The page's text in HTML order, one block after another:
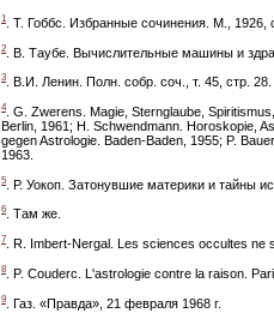
1 . Т. Гоббс. Избранные сочинения. М., 1926,
2 . В. Таубе. Вычислительные машины и
3 . В.И. Ленин. Полн. собр. соч., т. 45, стр. 28.
4. G. Zwerens. Magie, Sternglaube,
Berlin, 1961; H. Schwendmann. Horoskopie,
gegen Astrologie. Baden-Baden, 1955; P.
1963.
5 . Р. Уокоп. Затонувшие материки и тайны
6 . Там же.
7 . R. Imbert-Nergal. Les sciences occultes
8 . P. Couderc. L'astrologie contre la raison.
9 . Газ. «Правда», 21 февраля 1968 г.